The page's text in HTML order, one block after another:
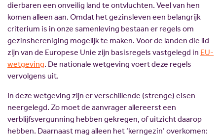
dierbaren een onveilig land te ontvluchten. Veel van hen
komen alleen aan. Omdat het gezinsleven een belangrijk
criterium is in onze samenleving bestaan er regels om
gezinshereniging mogelijk te maken. Voor de landen die lid
zijn van de Europese Unie zijn basisregels vastgelegd in EU-
wetgeving. De nationale wetgeving voert deze regels
vervolgens uit.
In deze wetgeving zijn er verschillende (strenge) eisen
neergelegd. Zo moet de aanvrager allereerst een
verblijfsvergunning hebben gekregen, of uitzicht daarop
hebben. Daarnaast mag alleen het ‘kerngezin’ overkomen: